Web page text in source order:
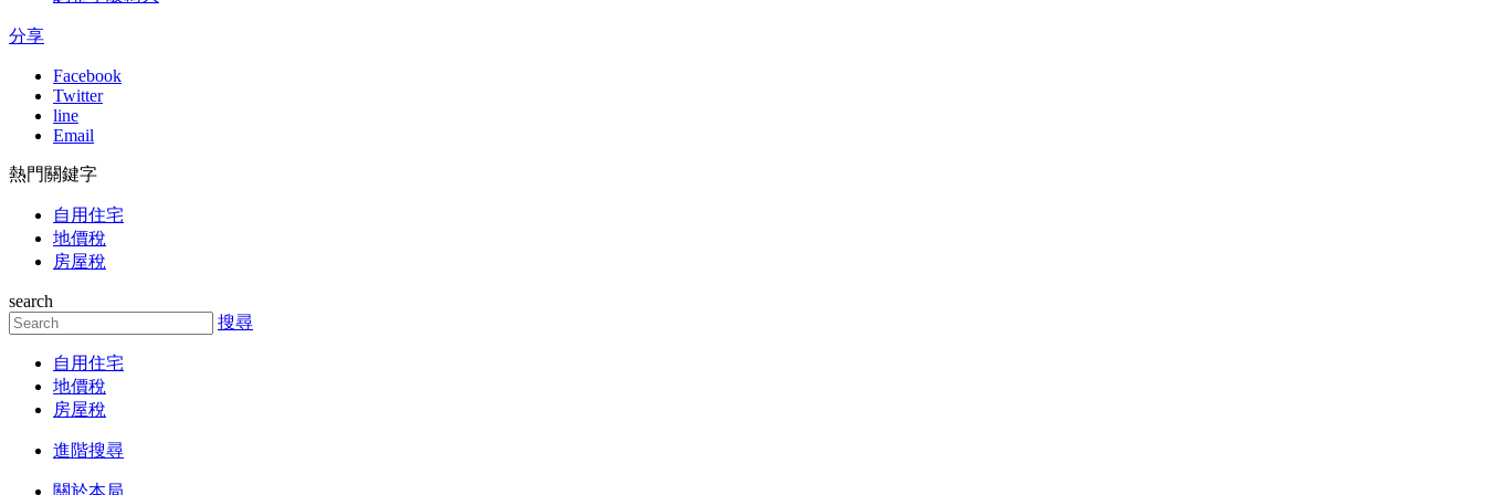
分享
Facebook
Twitter
line
Email
熱門關鍵字
自用住宅
地價稅
房屋稅
search
搜尋
自用住宅
地價稅
房屋稅
進階搜尋
關於本局